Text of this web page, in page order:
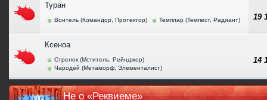
Туран
Воитель (Командор, Протектор) Темплар (Темпест, Радиант) 19
Ксеноа
Стрелок (Мститель, Рейнджер)
Чародей (Метаморф, Элементалист)
14
Не о «Реквиеме»